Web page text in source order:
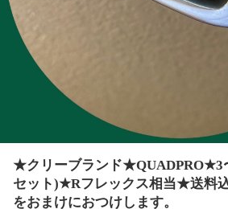
★クリーブランド★QUADPRO★3
セット)★Rフレックス相当★送料
をおまけにおつけします。